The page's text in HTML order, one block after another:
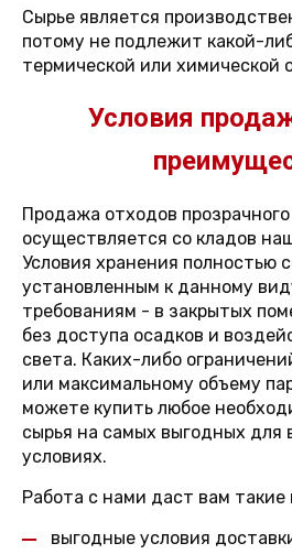
Сырье является
потому не подлежит какой-
термической или химической
Условия
Продажа отходов
осуществляется со кладов
Условия хранения полностью
установленным к данному
требованиям - в закрытых
без доступа осадков и
света. Каких-либо
или максимальному объему
можете купить любое
сырья на самых выгодных для
условиях.
Работа с нами даст вам
выгодные условия